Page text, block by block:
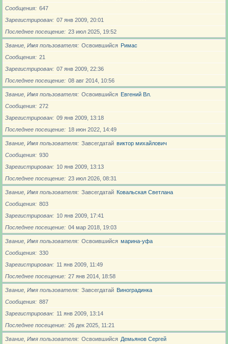
Сообщения
647
Зарегистрирован
07 янв 2009, 20:01
Последнее посещение
23 июл 2025, 19:52
Звание, Имя пользователя Освоившийся Римас
Сообщения
21
Зарегистрирован
07 янв 2009, 22:36
Последнее посещение
08 авг 2014, 10:56
Звание, Имя пользователя Освоившийся Евгений Вл.
Сообщения
272
Зарегистрирован
09 янв 2009, 13:18
Последнее посещение
18 июн 2022, 14:49
Звание, Имя пользователя Завсегдатай виктор михайлович
Сообщения
930
Зарегистрирован
10 янв 2009, 13:13
Последнее посещение
23 июл 2026, 08:31
Звание, Имя пользователя Завсегдатай Ковальская Светлана
Сообщения
803
Зарегистрирован
10 янв 2009, 17:41
Последнее посещение
04 мар 2018, 19:03
Звание, Имя пользователя Освоившийся марина-уфа
Сообщения
330
Зарегистрирован
11 янв 2009, 11:49
Последнее посещение
27 янв 2014, 18:58
Звание, Имя пользователя Завсегдатай Виноградинка
Сообщения
887
Зарегистрирован
11 янв 2009, 13:14
Последнее посещение
26 дек 2025, 11:21
Звание, Имя пользователя Освоившийся Демьянов Сергей